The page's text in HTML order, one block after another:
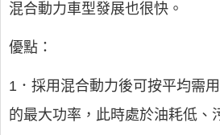
混合動力車型發展也很快。
優點：
1．採用混合動力後可按平均需
的最大功率，此時處於油耗低、